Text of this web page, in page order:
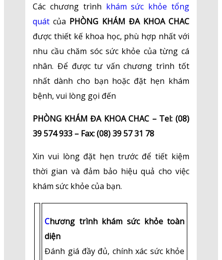
Các chương trình khám sức khỏe tổng
quátcủa PHÒNG KHÁM ĐA KHOA CHAC
được thiết kế khoa học, phù hợp nhất với
nhu cầu chăm sóc sức khỏe của từng cá
nhân. Để được tư vấn chương trình tốt
nhất dành cho bạn hoặc đặt hẹn khám
bệnh, vui lòng gọi đến
PHÒNG KHÁM ĐA KHOA CHAC – Tel: (08)
39 574 933 – Fax: (08) 39 57 31 78
Xin vui lòng đặt hẹn trước để tiết kiệm
thời gian và đảm bảo hiệu quả cho việc
khám sức khỏe của bạn.
Chương trình khám sức khỏe toàn
diện
Đánh giá đầy đủ, chính xác sức khỏe